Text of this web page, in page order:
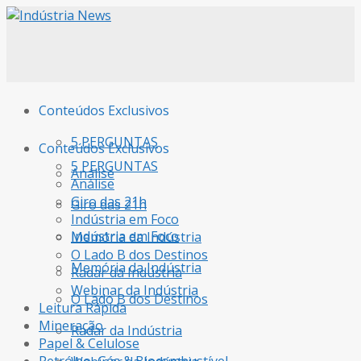
Conteúdos Exclusivos
5 PERGUNTAS
Análise
Giro das 21h
Indústria em Foco
Memória da Indústria
O Lado B dos Destinos
Radar da Indústria
Conteúdos Exclusivos
5 PERGUNTAS
Análise
Giro das 21h
Indústria em Foco
Memória da Indústria
O Lado B dos Destinos
Radar da Indústria
Webinar da Indústria
Leitura Rápida
Mineração
Papel & Celulose